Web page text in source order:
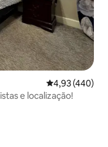
4,93 de uma
4,93 (440)
e localização!